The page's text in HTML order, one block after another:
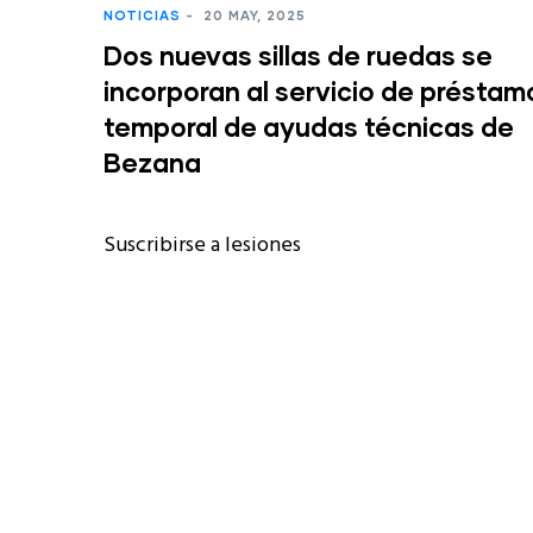
NOTICIAS - 20 MAY, 2025
Dos nuevas sillas de ruedas se
incorporan al servicio de
temporal de ayudas técnicas de
Bezana
Suscribirse a lesiones